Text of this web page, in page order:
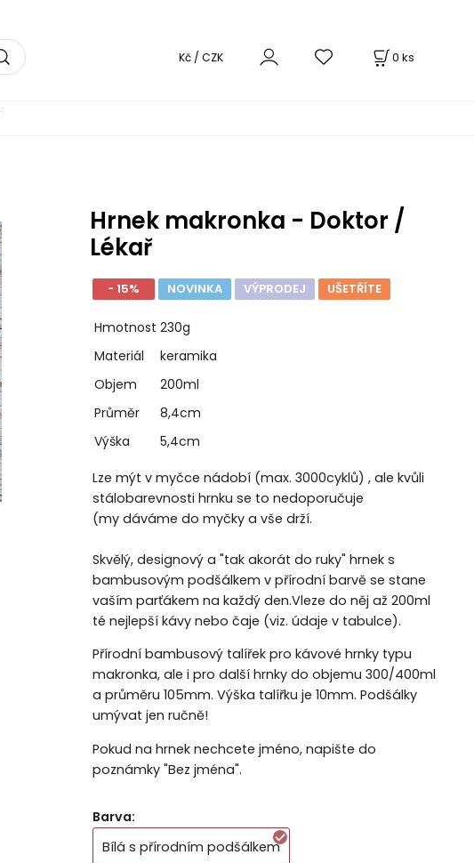
0 ks
Kč / CZK
Hrnek makronka - Doktor /
Lékař
- 15% NOVINKA VÝPRODEJ UŠETŘÍTE
Hmotnost 230g
Materiál
keramika
Objem
200ml
Průměr
8,4cm
Výška
5,4cm
Lze mýt v myčce nádobí (max. 3000cyklů) , ale kvůli
stálobarevnosti hrnku se to nedoporučuje
(my dáváme do myčky a vše drží.
Skvělý, designový a "tak akorát do ruky" hrnek s
bambusovým podšálkem v přírodní barvě se stane
vaším parťákem na každý den.Vleze do něj až 200ml
té nejlepší kávy nebo čaje (viz. údaje v tabulce).
Přírodní bambusový talířek pro kávové hrnky typu
makronka, ale i pro další hrnky do objemu 300/400ml
a průměru 105mm. Výška talířku je 10mm. Podšálky
umývat jen ručně!
Pokud na hrnek nechcete jméno, napište do
poznámky "Bez jména".
Barva:
Bílá s přírodním podšálkem